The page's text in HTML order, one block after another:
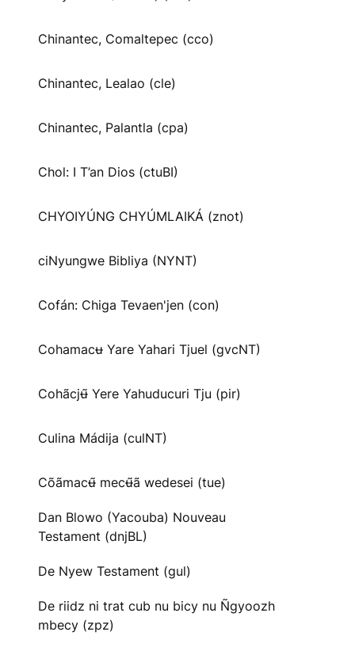
Chinantec, Comaltepec (cco)
Chinantec, Lealao (cle)
Chinantec, Palantla (cpa)
Chol: I T’an Dios (ctuBI)
CHYOIYÚNG CHYÚMLAIKÁ (znot)
ciNyungwe Bibliya (NYNT)
Cofán: Chiga Tevaen'jen (con)
Cohamacʉ Yare Yahari Tjuel (gvcNT)
Cohãcjʉ̃ Yere Yahuducuri Tju (pir)
Culina Mádija (culNT)
Cõãmacʉ̃ mecʉ̃ã wedesei (tue)
Dan Blowo (Yacouba) Nouveau
Testament (dnjBL)
De Nyew Testament (gul)
De riidz ni trat cub nu bicy nu Ñgyoozh
mbecy (zpz)